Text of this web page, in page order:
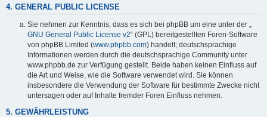
4. GENERAL PUBLIC LICENSE
Sie nehmen zur Kenntnis, dass es sich bei phpBB um eine unter der „
GNU General Public License v2“ (GPL) bereitgestellten Foren-Software
von phpBB Limited (www.phpbb.com) handelt; deutschsprachige
Informationen werden durch die deutschsprachige Community unter
www.phpbb.de zur Verfügung gestellt. Beide haben keinen Einfluss auf
die Art und Weise, wie die Software verwendet wird. Sie können
insbesondere die Verwendung der Software für bestimmte Zwecke nicht
untersagen oder auf Inhalte fremder Foren Einfluss nehmen.
5. GEWÄHRLEISTUNG